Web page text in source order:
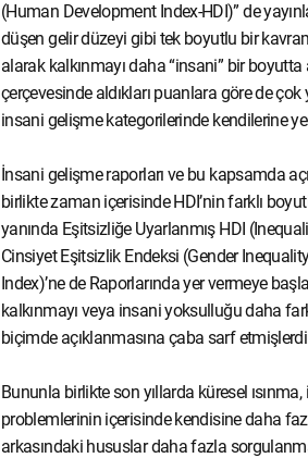
(Human Development Index-HDI)” de
düşen gelir düzeyi gibi tek boyutlu bir
alarak kalkınmayı daha “insani” bir
çerçevesinde aldıkları puanlara göre de
insani gelişme kategorilerinde kendilerine
İnsani gelişme raporları ve bu kapsamda
birlikte zaman içerisinde HDI’nin farklı
yanında Eşitsizliğe Uyarlanmış HDI
Cinsiyet Eşitsizlik Endeksi (Gender
Index)’ne de Raporlarında yer vermeye
kalkınmayı veya insani yoksulluğu daha
biçimde açıklanmasına çaba sarf
Bununla birlikte son yıllarda küresel
problemlerinin içerisinde kendisine daha
arkasındaki hususlar daha fazla